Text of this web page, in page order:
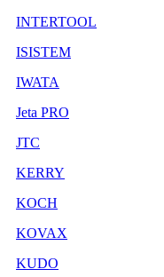
INTERTOOL
ISISTEM
IWATA
Jeta PRO
JTC
KERRY
KOCH
KOVAX
KUDO